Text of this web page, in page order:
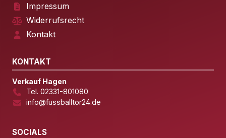
Impressum
Widerrufsrecht
Kontakt
KONTAKT
Verkauf Hagen
Tel. 02331-801080
info@fussballtor24.de
SOCIALS